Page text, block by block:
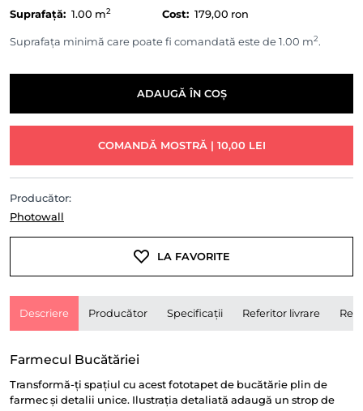
Suprafață: 1.00 m2 Cost: 179,00 ron
Suprafața minimă care poate fi comandată este de 1.00 m2.
ADAUGĂ ÎN COȘ
COMANDĂ MOSTRĂ | 10,00 LEI
Producător:
Photowall
LA FAVORITE
Descriere Producător Specificații Referitor livrare
Farmecul Bucătăriei
Transformă-ți spațiul cu acest fototapet de bucătărie plin de
farmec și detalii unice. Ilustrația detaliată adaugă un strop de